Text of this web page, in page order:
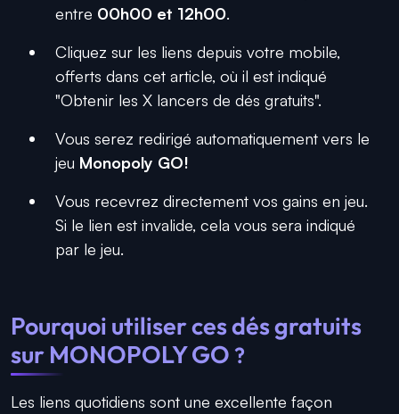
entre 00h00 et 12h00.
Cliquez sur les liens depuis votre mobile,
offerts dans cet article, où il est indiqué
"Obtenir les X lancers de dés gratuits".
Vous serez redirigé automatiquement vers le
jeu Monopoly GO!
Vous recevrez directement vos gains en jeu.
Si le lien est invalide, cela vous sera indiqué
par le jeu.
Pourquoi utiliser ces dés gratuits
sur MONOPOLY GO ?
Les liens quotidiens sont une excellente façon